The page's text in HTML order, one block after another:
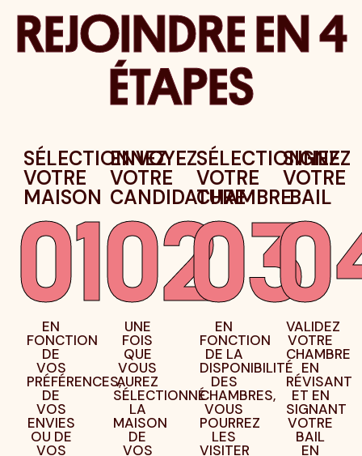
REJOINDRE EN 4
ÉTAPES
SÉLECTIONNEZ
VOTRE
MAISON
01
EN
FONCTION
DE
VOS
PRÉFÉRENCES,
DE
VOS
ENVIES
OU DE
VOS
ENVOYEZ
VOTRE
CANDIDATURE
02
UNE
FOIS
QUE
VOUS
AUREZ
SÉLECTIONNÉ
LA
MAISON
DE
VOS
SÉLECTIONNEZ
VOTRE
CHAMBRE
03
EN
FONCTION
DE LA
DISPONIBILITÉ
DES
CHAMBRES,
VOUS
POURREZ
LES
VISITER
SIGNEZ
VOTRE
BAIL
VALIDEZ
VOTRE
CHAMBRE
EN
RÉVISANT
ET EN
SIGNANT
VOTRE
BAIL
EN